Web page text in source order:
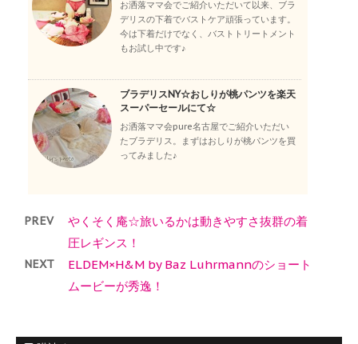
お洒落ママ会でご紹介いただいて以来、ブラ
デリスの下着でバストケア頑張っています。
今は下着だけでなく、バストトリートメント
もお試し中です♪
ブラデリスNY☆おしりが桃パンツを楽天
スーパーセールにて☆
お洒落ママ会pure名古屋でご紹介いただい
たブラデリス。まずはおしりが桃パンツを買
ってみました♪
PREV
やくそく庵☆旅いるかは動きやすさ抜群の着
圧レギンス！
NEXT
ELDEM×H&M by Baz Luhrmannのショート
ムービーが秀逸！